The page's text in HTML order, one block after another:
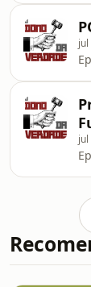
jul
jul